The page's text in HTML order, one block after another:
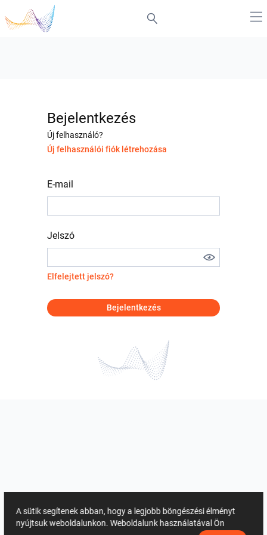
Bejelentkezés
Új felhasználó?
Új felhasználói fiók létrehozása
E-mail
Jelszó
Elfelejtett jelszó?
Bejelentkezés
A sütik segítenek abban, hogy a legjobb böngészési élményt
nyújtsuk weboldalunkon. Weboldalunk használatával Ön